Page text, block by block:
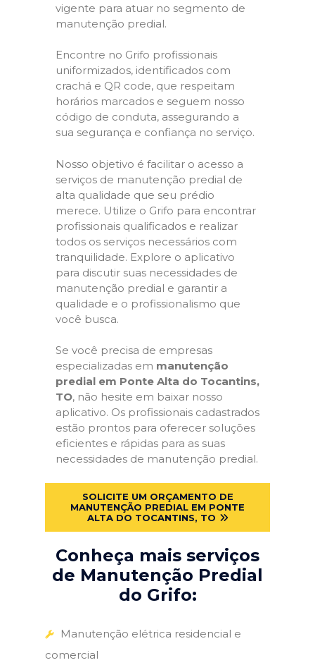
vigente para atuar no segmento de
manutenção predial.
Encontre no Grifo profissionais
uniformizados, identificados com
crachá e QR code, que respeitam
horários marcados e seguem nosso
código de conduta, assegurando a
sua segurança e confiança no serviço.
Nosso objetivo é facilitar o acesso a
serviços de manutenção predial de
alta qualidade que seu prédio
merece. Utilize o Grifo para encontrar
profissionais qualificados e realizar
todos os serviços necessários com
tranquilidade. Explore o aplicativo
para discutir suas necessidades de
manutenção predial e garantir a
qualidade e o profissionalismo que
você busca.
Se você precisa de empresas
especializadas em manutenção
predial em Ponte Alta do Tocantins,
TO, não hesite em baixar nosso
aplicativo. Os profissionais cadastrados
estão prontos para oferecer soluções
eficientes e rápidas para as suas
necessidades de manutenção predial.
SOLICITE UM ORÇAMENTO DE
MANUTENÇÃO PREDIAL EM PONTE
ALTA DO TOCANTINS, TO
Conheça mais serviços
de Manutenção Predial
do Grifo:
Manutenção elétrica residencial e
comercial